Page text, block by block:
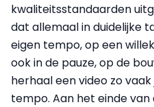
kwaliteitsstandaarden
dat allemaal in duidelijke
eigen tempo, op een
ook in de pauze, op de
herhaal een video zo
tempo. Aan het einde